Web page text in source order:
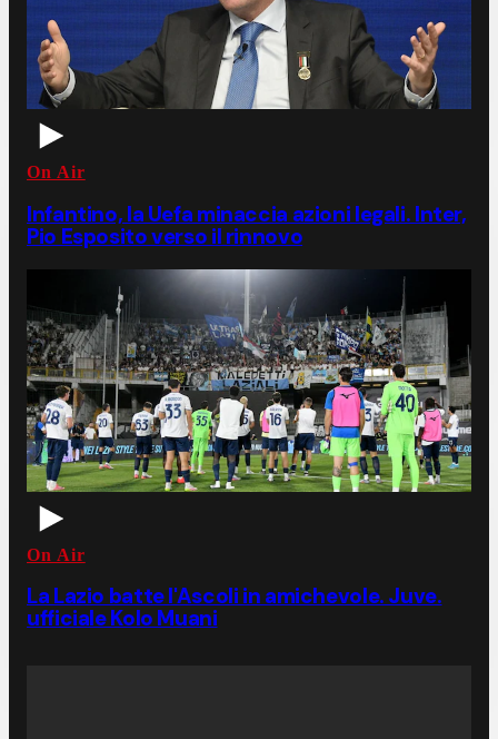
On Air
Infantino, la Uefa minaccia azioni legali. Inter,
Pio Esposito verso il rinnovo
On Air
La Lazio batte l'Ascoli in amichevole. Juve.
ufficiale Kolo Muani